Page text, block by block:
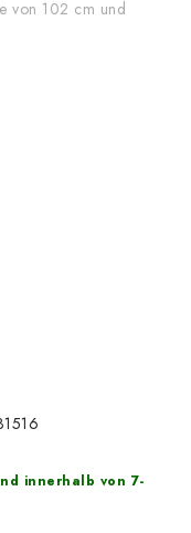
von 102 cm und
innerhalb von 7-